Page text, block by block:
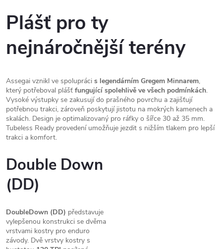
Plášť pro ty
nejnáročnější terény
Assegai vznikl ve spolupráci s legendárním Gregem Minnarem,
který potřeboval plášť fungující spolehlivě ve všech podmínkách.
Vysoké výstupky se zakusují do prašného povrchu a zajišťují
potřebnou trakci, zároveň poskytují jistotu na mokrých kamenech a
skalách. Design je optimalizovaný pro ráfky o šířce 30 až 35 mm.
Tubeless Ready provedení umožňuje jezdit s nižším tlakem pro lepší
trakci a komfort.
Double Down
(DD)
DoubleDown (DD) představuje
vylepšenou konstrukci se dvěma
vrstvami kostry pro enduro
závody. Dvě vrstvy kostry s